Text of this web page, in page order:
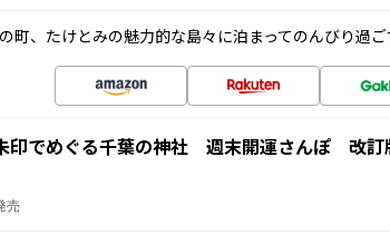
町、たけとみの魅力的な島々に泊まってのんびり過
印でめぐる千葉の神社 週末開運さんぽ 改訂
売